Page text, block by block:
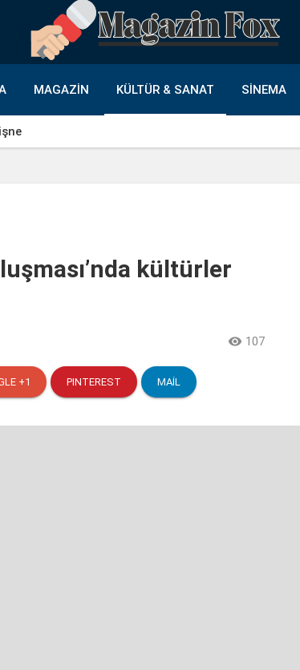
MAGAZIN KÜLTÜR & SANAT SINEMA
kültürler
 107
+1 PINTEREST MAIL